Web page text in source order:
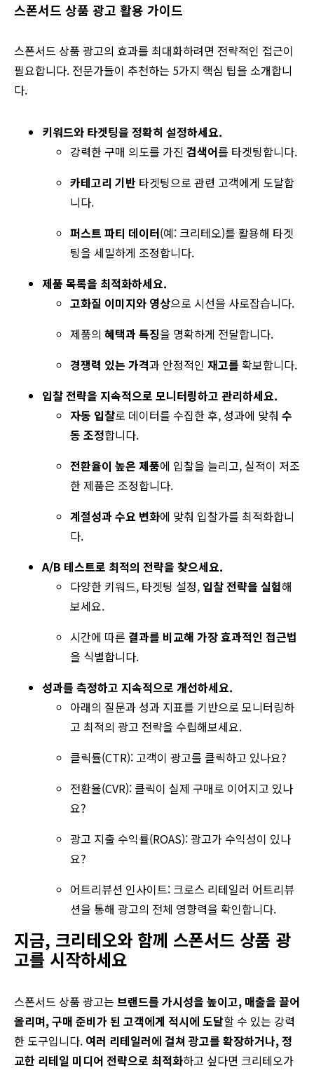
스폰서드 상품 광고 활용 가이드
스폰서드 상품 광고의 효과를 최대화하려면 전략적인 접근이
필요합니다. 전문가들이 추천하는 5가지 핵심 팁을 소개합니
다.
키워드와 타겟팅을 정확히 설정하세요.
강력한 구매 의도를 가진 검색어를 타겟팅합니다.
카테고리 기반 타겟팅으로 관련 고객에게 도달합
니다.
퍼스트 파티 데이터(예: 크리테오)를 활용해 타겟
팅을 세밀하게 조정합니다.
제품 목록을 최적화하세요.
고화질 이미지와 영상으로 시선을 사로잡습니다.
제품의 혜택과 특징을 명확하게 전달합니다.
경쟁력 있는 가격과 안정적인 재고를 확보합니다.
입찰 전략을 지속적으로 모니터링하고 관리하세요.
자동 입찰로 데이터를 수집한 후, 성과에 맞춰 수
동 조정합니다.
전환율이 높은 제품에 입찰을 늘리고, 실적이 저조
한 제품은 조정합니다.
계절성과 수요 변화에 맞춰 입찰가를 최적화합니
다.
A/B 테스트로 최적의 전략을 찾으세요.
다양한 키워드, 타겟팅 설정, 입찰 전략을 실험해
보세요.
시간에 따른 결과를 비교해 가장 효과적인 접근법
을 식별합니다.
성과를 측정하고 지속적으로 개선하세요.
아래의 질문과 성과 지표를 기반으로 모니터링하
고 최적의 광고 전략을 수립해보세요.
클릭률(CTR): 고객이 광고를 클릭하고 있나요?
전환율(CVR): 클릭이 실제 구매로 이어지고 있나
요?
광고 지출 수익률(ROAS): 광고가 수익성이 있나
요?
어트리뷰션 인사이트: 크로스 리테일러 어트리뷰
션을 통해 광고의 전체 영향력을 확인합니다.
지금, 크리테오와 함께 스폰서드 상품 광
고를 시작하세요
스폰서드 상품 광고는 브랜드를 가시성을 높이고, 매출을 끌어
올리며, 구매 준비가 된 고객에게 적시에 도달할 수 있는 강력
한 도구입니다. 여러 리테일러에 걸쳐 광고를 확장하거나, 정
교한 리테일 미디어 전략으로 최적화하고 싶다면 크리테오가